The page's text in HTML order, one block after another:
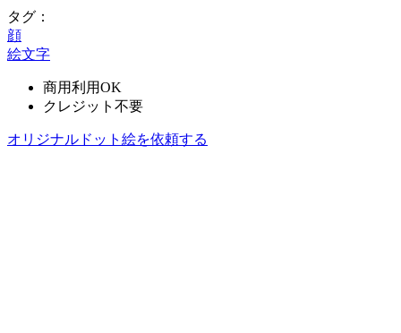
タグ：
顔
絵文字
商用利用OK
クレジット不要
オリジナルドット絵を依頼する